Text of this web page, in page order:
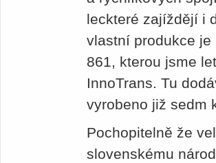
leckteré zajíždějí i
vlastní produkce
861, kterou jsme
InnoTrans. Tu
vyrobeno již sedm
Pochopitelně že
slovenskému